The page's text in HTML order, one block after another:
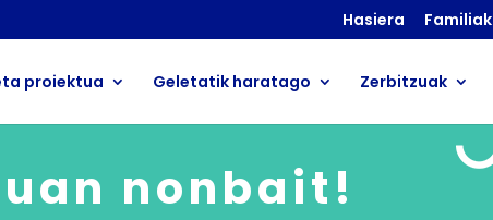
Hasiera Familiak
proiektua Geletatik haratago Zerbitzuak
nonbait!